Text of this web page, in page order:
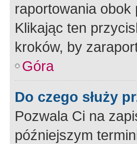
raportowania obok
Klikając ten
kroków, by
Góra
Do czego służy
Pozwala Ci na
późniejszym